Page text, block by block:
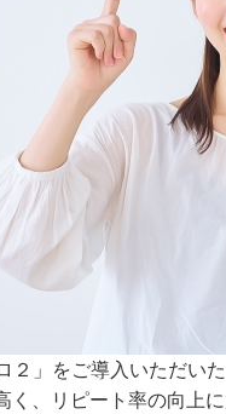
２」をご導入いただい
く、リピート率の向上